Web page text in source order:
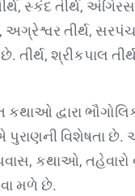
સ્કંદ તીર્થ, અંગિરસ
અગ્રેશ્વર તીર્થ,
છે. તીર્થ, શ્રીકપાલ
દ્વારા
પુરાણની વિશેષતા છે.
કથાઓ, તહેવારો
મળે છે.